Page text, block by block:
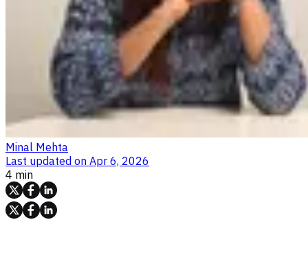
Minal Mehta
Last updated on Apr 6, 2026
4 min